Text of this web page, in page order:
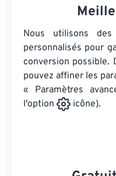
Nous utilisons
personnalisés pour
conversion possible.
pouvez affiner les
« Paramètres
l'option
icône).